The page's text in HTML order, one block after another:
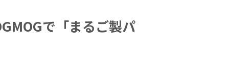
で「まるご製パ